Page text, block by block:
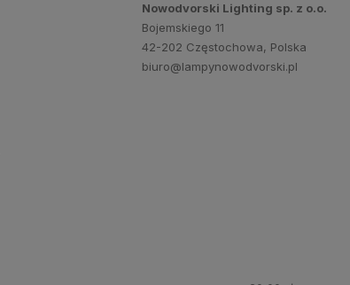
Nowodvorski Lighting sp. z o.o.
Bojemskiego 11
42-202 Częstochowa, Polska
biuro@lampynowodvorski.pl